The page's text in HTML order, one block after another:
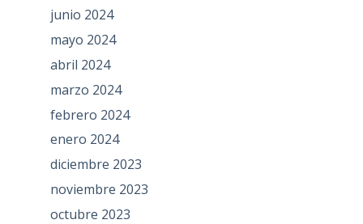
junio 2024
mayo 2024
abril 2024
marzo 2024
febrero 2024
enero 2024
diciembre 2023
noviembre 2023
octubre 2023